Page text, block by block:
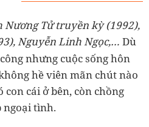
Nương Tử truyền kỳ (1992),
Nguyễn Linh Ngọc,… Dù
nhưng cuộc sống hôn
hề viên mãn chút nào
cái ở bên, còn chồng
ngoại tình.